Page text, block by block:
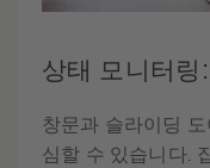
상태 모니터링
창문과 슬라이딩
심할 수 있습니다.